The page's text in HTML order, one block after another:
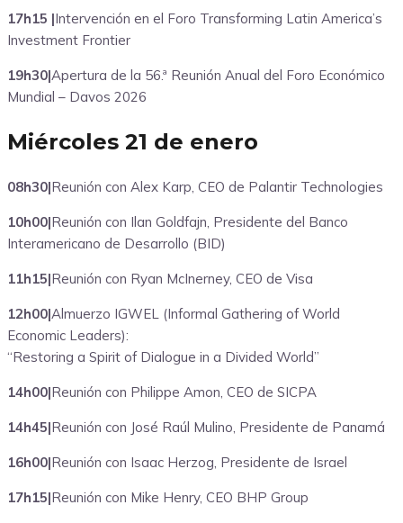
17h15 |Intervención en el Foro Transforming Latin America’s
Investment Frontier
19h30|Apertura de la 56.ª Reunión Anual del Foro Económico
Mundial – Davos 2026
Miércoles 21 de enero
08h30|Reunión con Alex Karp, CEO de Palantir Technologies
10h00|Reunión con Ilan Goldfajn, Presidente del Banco
Interamericano de Desarrollo (BID)
11h15|Reunión con Ryan McInerney, CEO de Visa
12h00|Almuerzo IGWEL (Informal Gathering of World
Economic Leaders):
“Restoring a Spirit of Dialogue in a Divided World”
14h00|Reunión con Philippe Amon, CEO de SICPA
14h45|Reunión con José Raúl Mulino, Presidente de Panamá
16h00|Reunión con Isaac Herzog, Presidente de Israel
17h15|Reunión con Mike Henry, CEO BHP Group